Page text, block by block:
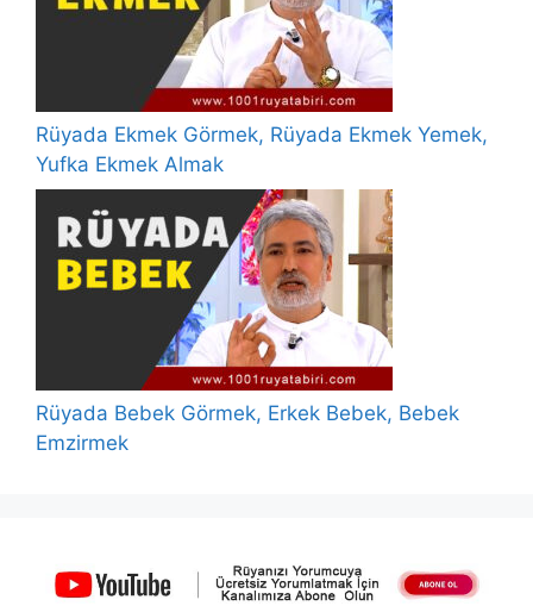
Rüyada Ekmek Görmek, Rüyada Ekmek Yemek,
Yufka Ekmek Almak
Rüyada Bebek Görmek, Erkek Bebek, Bebek
Emzirmek